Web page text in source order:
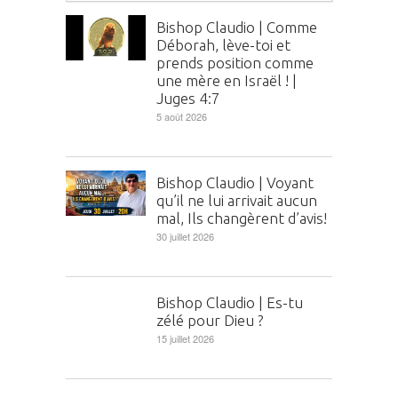
Bishop Claudio | Comme
Déborah, lève-toi et
prends position comme
une mère en Israël ! |
Juges 4:7
5 août 2026
Bishop Claudio | Voyant
qu’il ne lui arrivait aucun
mal, Ils changèrent d’avis!
30 juillet 2026
Bishop Claudio | Es-tu
zélé pour Dieu ?
15 juillet 2026